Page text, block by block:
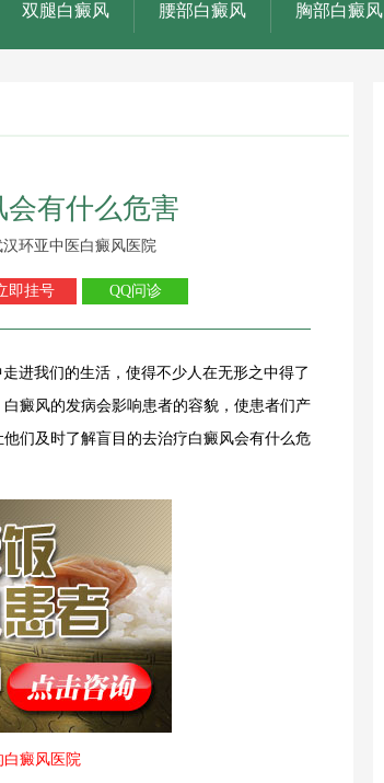
双腿白癜风 腰部白癜风 胸部白癜风
有什么危害
汉环亚中医白癜风医院
即挂号 QQ问诊
进我们的生活，使得不少人在无形之中得了
癜风的发病会影响患者的容貌，使患者们产
们及时了解盲目的去治疗白癜风会有什么危
白癜风医院